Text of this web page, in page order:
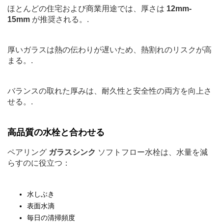
ほとんどの住宅および商業用途では、厚さは 12mm-
15mm が推奨される。.
厚いガラスは熱の伝わりが遅いため、熱割れのリスクが高
まる。.
バランスの取れた厚みは、耐久性と安全性の両方を向上さ
せる。.
高品質の水栓と合わせる
ペアリング ガラスシンク ソフトフロー水栓は、水量を減
らすのに役立つ：
水しぶき
表面水滴
毎日の清掃頻度